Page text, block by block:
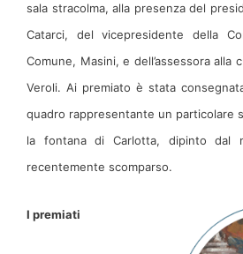
sala stracolma, alla presenza del
Catarci, del vicepresidente della
Comune, Masini, e dell’assessora alla
Veroli. Ai premiato è stata
quadro rappresentante un particolare
la fontana di Carlotta, dipinto dal
recentemente scomparso.
I premiati